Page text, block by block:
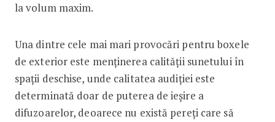
la volum maxim.
Una dintre cele mai mari provocări pentru boxele
de exterior este menținerea calității sunetului în
spații deschise, unde calitatea audiției este
determinată doar de puterea de ieșire a
difuzoarelor, deoarece nu există pereți care să